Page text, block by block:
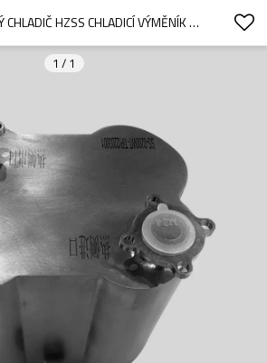
ELEKTRONICKÝ CHLADIČ HZSS CHLADICÍ VÝMĚNÍK TEPLA KOMPAKTNÍ PROFIL MIKROKANÁLY TEPELNÝ MANAGEMENT SERVERŮ A DESEK PLOŠNÝCH SPOJŮ
1 / 1